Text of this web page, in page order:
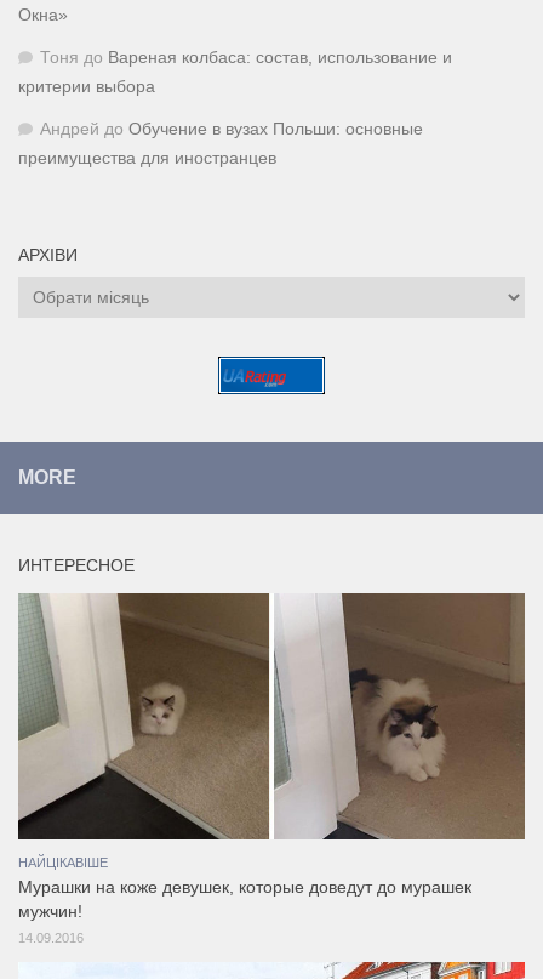
Окна»
Тоня до Вареная колбаса: состав, использование и
критерии выбора
Андрей до Обучение в вузах Польши: основные
преимущества для иностранцев
АРХІВИ
Архіви
MORE
ИНТЕРЕСНОЕ
НАЙЦІКАВІШЕ
Мурашки на коже девушек, которые доведут до мурашек
мужчин!
14.09.2016